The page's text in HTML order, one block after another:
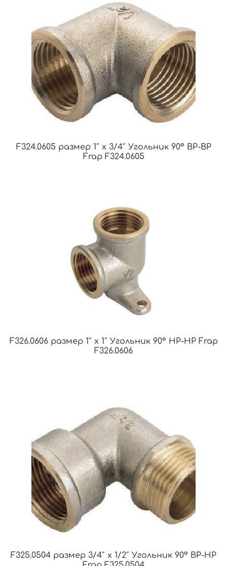
F324.0605 размер 1″ x 3/4″ Угольник 90° ВР-ВР
Frap F324.0605
F326.0606 размер 1″ x 1″ Угольник 90° НР-НР Frap
F326.0606
F325.0504 размер 3/4″ x 1/2″ Угольник 90° ВР-НР